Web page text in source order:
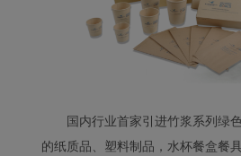
国内行业首家引进竹浆系列绿
的纸质品、塑料制品，水杯餐盒餐